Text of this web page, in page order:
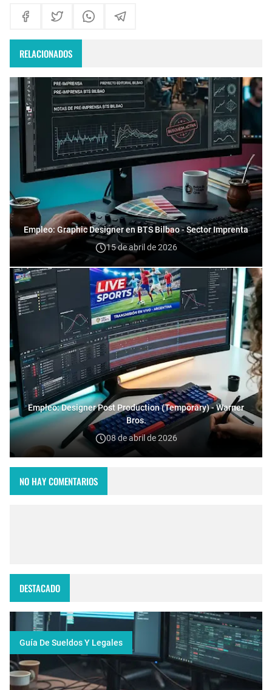
RELACIONADOS
Empleo: Graphic Designer en BTS Bilbao - Sector Imprenta
15 de abril de 2026
Empleo: Designer Post Production (Temporary) - Warner
Bros.
08 de abril de 2026
NO HAY COMENTARIOS
DESTACADO
Guía De Sueldos Y Legales